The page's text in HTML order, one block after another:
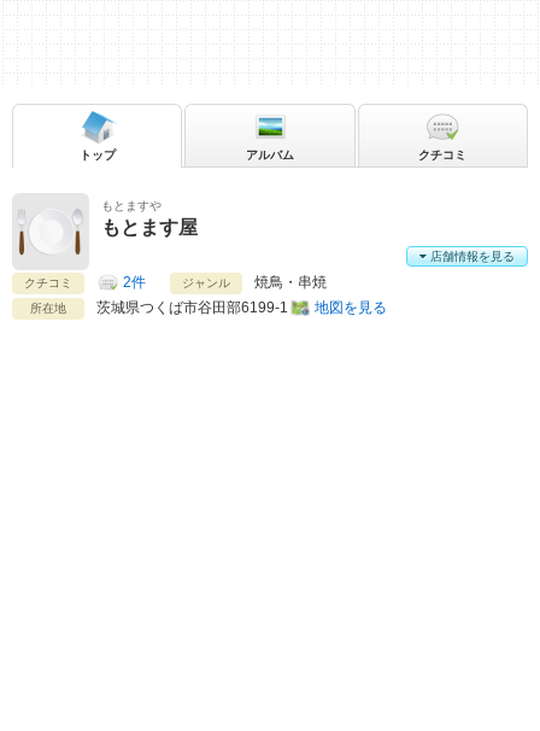
もとますや
もとます屋
クチコミ 2件 ジャンル 焼鳥・串焼
所在地 茨城県つくば市谷田部6199-1 地図を見る
店舗情報を見る
トップ アルバム クチコミ